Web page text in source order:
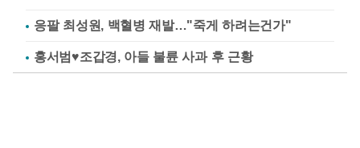
응팔 최성원, 백혈병 재발…"죽게 하려는건가"
홍서범♥조갑경, 아들 불륜 사과 후 근황